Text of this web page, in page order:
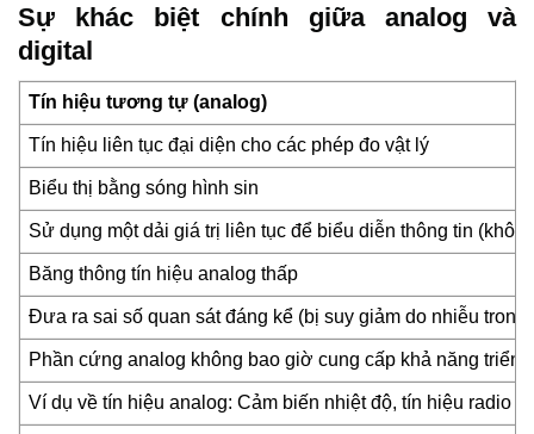
Sự khác biệt chính giữa analog và
digital
Tín hiệu tương tự (analog)
Tín hiệu liên tục đại diện cho các phép đo vật lý
Biểu thị bằng sóng hình sin
Sử dụng một dải giá trị liên tục để biểu diễn thông tin
Băng thông tín hiệu analog thấp
Đưa ra sai số quan sát đáng kể (bị suy giảm do nhiễu
Phần cứng analog không bao giờ cung cấp khả năng triển
Ví dụ về tín hiệu analog: Cảm biến nhiệt độ, tín hiệu radio